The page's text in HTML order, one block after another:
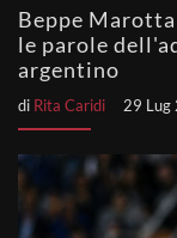
Beppe
le parole
argentino
di Rita Caridi 29 Lug